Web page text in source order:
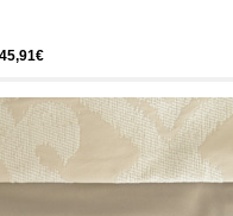
45,91€